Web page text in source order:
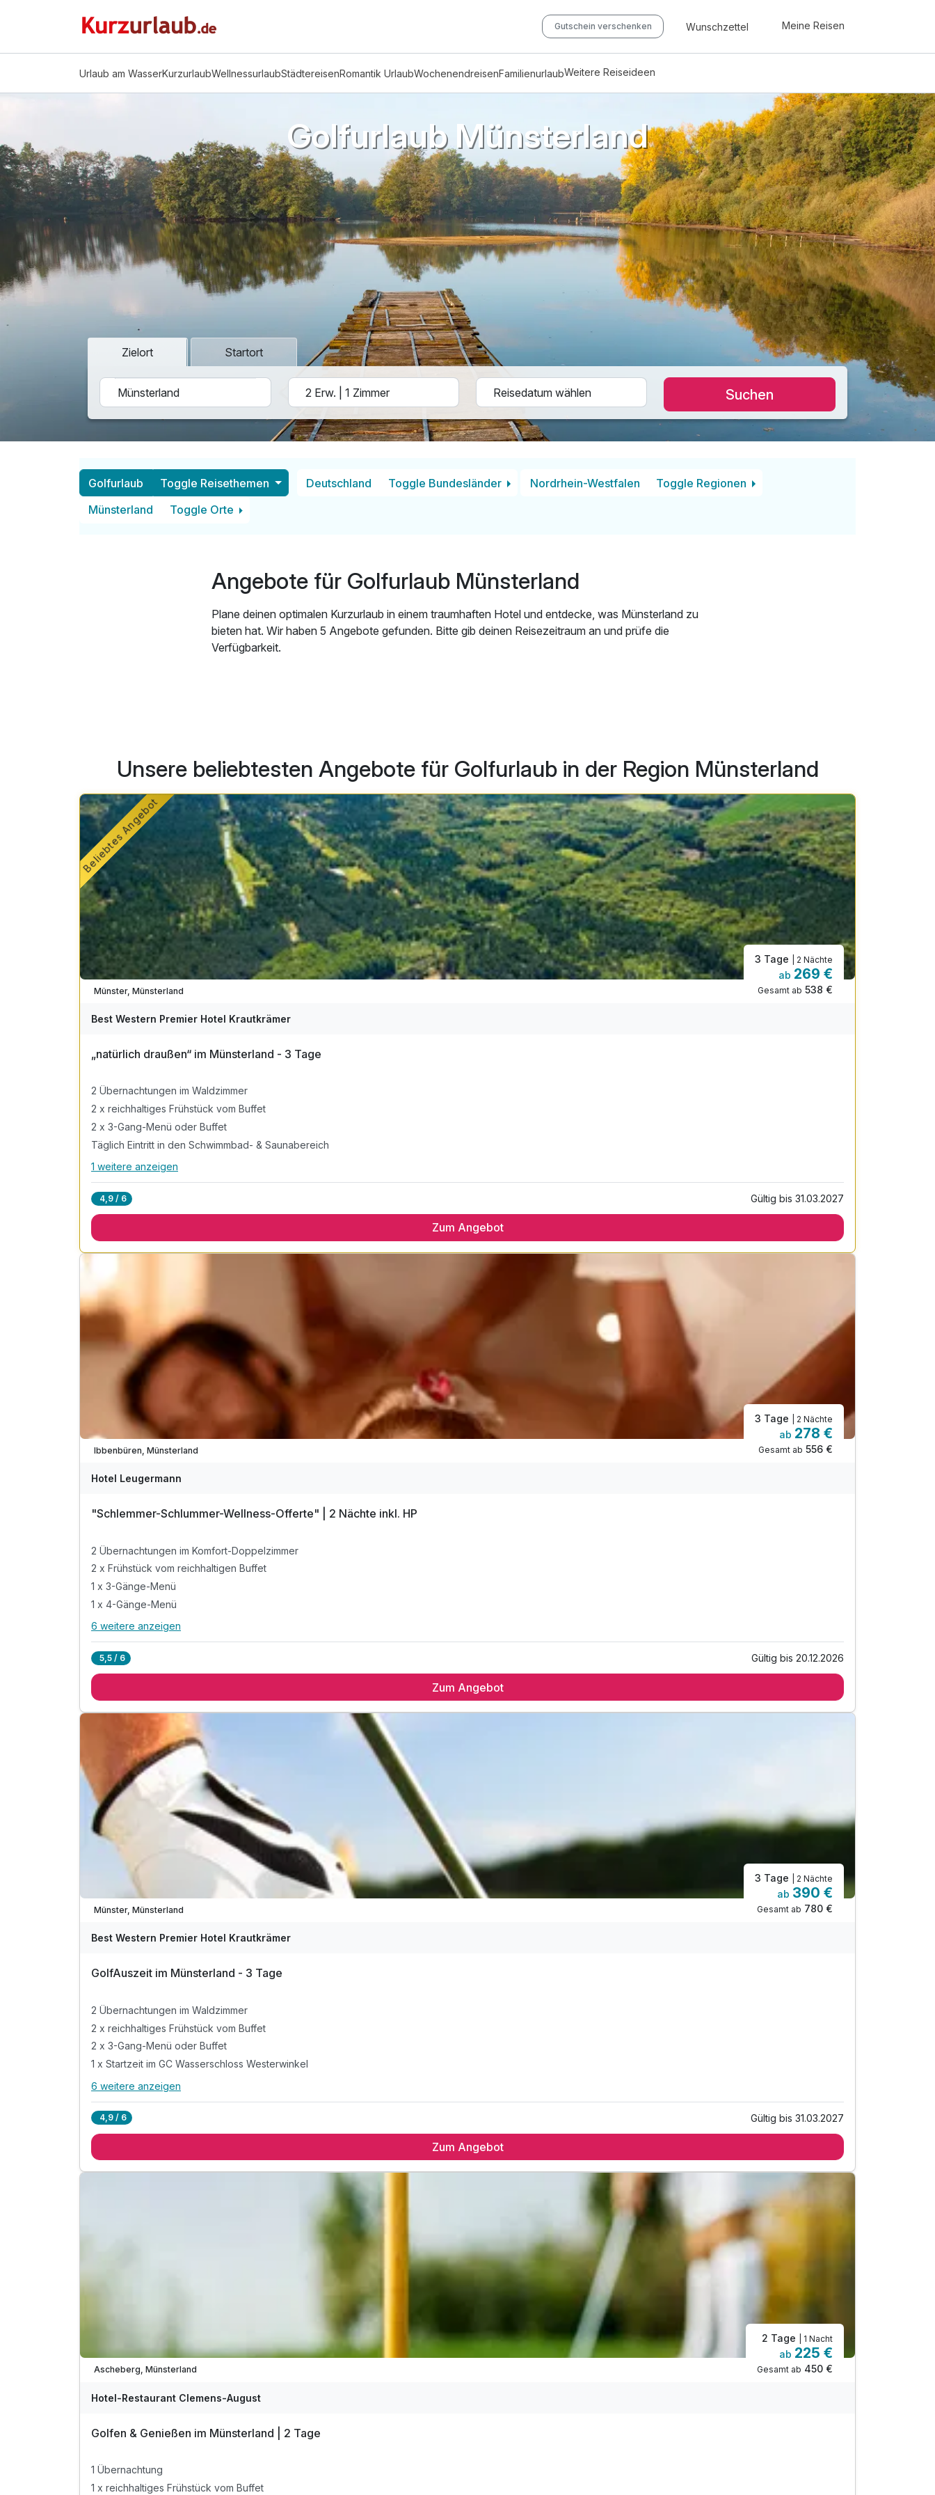
Gutschein verschenken Wunschzettel Meine Reisen
Urlaub am WasserKurzurlaubWellnessurlaubStädtereisenRomantik UrlaubWochenendreisenFamilienurlaubWeitere Reiseideen
Golfurlaub Münsterland
Zielort Startort
Suchen
Golfurlaub Toggle Reisethemen Deutschland Toggle Bundesländer Nordrhein-Westfalen
Toggle Regionen
Münsterland
Toggle Orte
Angebote für Golfurlaub Münsterland
Plane deinen optimalen Kurzurlaub in einem traumhaften Hotel und entdecke, was Münsterland zu
bieten hat. Wir haben 5 Angebote gefunden. Bitte gib deinen Reisezeitraum an und prüfe die
Verfügbarkeit.
Unsere beliebtesten Angebote für Golfurlaub in der Region Münsterland
Beliebtes Angebot
Viele Termine frei
Münster, Münsterland
3 Tage | 2 Nächte
ab 269 €
Gesamt ab 538 €
Best Western Premier Hotel Krautkrämer
„natürlich draußen“ im Münsterland - 3 Tage
2 Übernachtungen im Waldzimmer
2 x reichhaltiges Frühstück vom Buffet
2 x 3-Gang-Menü oder Buffet
Täglich Eintritt in den Schwimmbad- & Saunabereich
Alle Inklusivleistungen
inkl. 1 Fahrradkarte
1 weitere anzeigen
4,9 / 6 Gültig bis 31.03.2027
Zum Angebot
Teilweise ausgelastet
Ibbenbüren, Münsterland
3 Tage | 2 Nächte
ab 278 €
Gesamt ab 556 €
Hotel Leugermann
"Schlemmer-Schlummer-Wellness-Offerte" | 2 Nächte inkl. HP
2 Übernachtungen im Komfort-Doppelzimmer
2 x Frühstück vom reichhaltigen Buffet
1 x 3-Gänge-Menü
1 x 4-Gänge-Menü
Alle Inklusivleistungen
1 x 1 Flasche Wein für 2 Personen zum 4 Gänge-Menü
1 x für ,,Sie" ein Thalassobad in der Whirlwanne
1 x für ,,Ihn" eine 30 min. Relax-Massage
inkl. Relaxen & Entspannen im Wellnessbereich
inkl. Parkplatz
inkl. Nutzung W-LAN
6 weitere anzeigen
5,5 / 6 Gültig bis 20.12.2026
Zum Angebot
Münster, Münsterland
3 Tage | 2 Nächte
ab 390 €
Gesamt ab 780 €
Best Western Premier Hotel Krautkrämer
GolfAuszeit im Münsterland - 3 Tage
2 Übernachtungen im Waldzimmer
2 x reichhaltiges Frühstück vom Buffet
2 x 3-Gang-Menü oder Buffet
1 x Startzeit im GC Wasserschloss Westerwinkel
Alle Inklusivleistungen
6 weitere anzeigen
4,9 / 6 Gültig bis 31.03.2027
Zum Angebot
Ascheberg, Münsterland
2 Tage | 1 Nacht
ab 225 €
Gesamt ab 450 €
Hotel-Restaurant Clemens-August
Golfen & Genießen im Münsterland | 2 Tage
1 Übernachtung
1 x reichhaltiges Frühstück vom Buffet